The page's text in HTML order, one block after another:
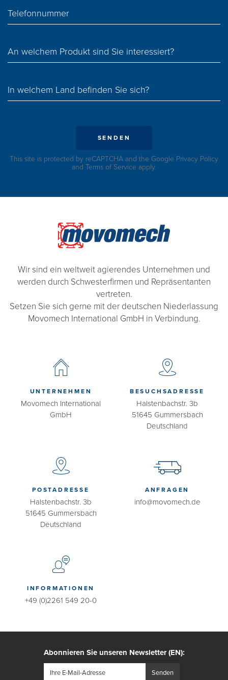
Telefonnummer
An welchem Produkt sind Sie interessiert?
In welchem ​​Land befinden Sie sich?
SENDEN
This site is protected by reCAPTCHA and the Google Privacy Policy
and Terms of Service apply.
Wir sind ein weltweit agierendes Unternehmen und
werden durch Schwesterfirmen und Repräsentanten
vertreten.
Setzen Sie sich gerne mit der deutschen Niederlassung
Movomech International GmbH in Verbindung.
UNTERNEHMEN
Movomech International
GmbH
BESUCHSADRESSE
Halstenbachstr. 3b
51645 Gummersbach
Deutschland
POSTADRESSE
Halstenbachstr. 3b
51645 Gummersbach
Deutschland
ANFRAGEN
info@movomech.de
INFORMATIONEN
+49 (0)2261 549 20-0
Abonnieren Sie unseren Newsletter (EN):